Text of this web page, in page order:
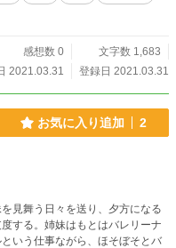
感想数 0
文字数 1,683
2021.03.31
登録日 2021.03.31
お気に入り追加 2
見舞う日々を送り、夕方になる
する。姉妹はもとはバレリーナ
いう仕事ながら、ほそぼそとバ